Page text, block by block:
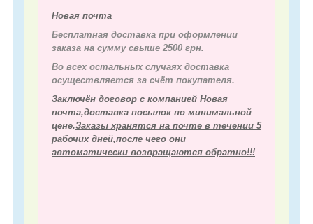
Новая почта
Бесплатная доставка при оформлении
заказа на сумму свыше 2500 грн.
Во всех остальных случаях доставка
осуществляется за счёт покупателя.
Заключён договор с компанией Новая
почта,доставка посылок по минимальной
цене.Заказы хранятся на почте в течении 5
рабочих дней,после чего они
автоматически возвращаются обратно!!!